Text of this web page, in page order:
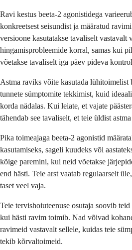
Ravi kestus beeta-2 agonistidega
konkreetsest seisundist ja määratud
versioone kasutatakse tavaliselt vastavalt
hingamisprobleemide korral, samas kui
võetakse tavaliselt iga päev pideva
Astma raviks võite kasutada lühitoimelist
tunnete sümptomite tekkimist, kuid
korda nädalas. Kui leiate, et vajate
tähendab see tavaliselt, et teie üldist
Pika toimeajaga beeta-2 agonistid
kasutamiseks, sageli kuudeks või
kõige paremini, kui neid võetakse
end hästi. Teie arst vaatab regulaarselt
taset veel vaja.
Teie tervishoiuteenuse osutaja soovib
kui hästi ravim toimib. Nad võivad
ravimeid vastavalt sellele, kuidas teie
tekib kõrvaltoimeid.